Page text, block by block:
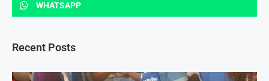
WHATSAPP
Recent Posts